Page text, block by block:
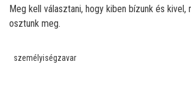
Meg kell választani, hogy kiben bízunk és kivel,
osztunk meg.
személyiségzavar